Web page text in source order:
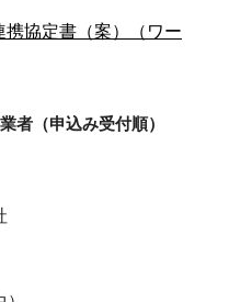
携協定書（案）（ワー
者（申込み受付順）